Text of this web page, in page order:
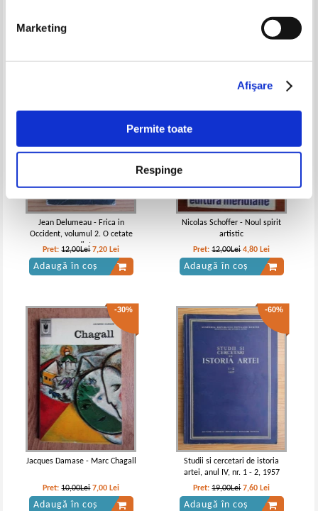
Marketing
Afişare
Permite toate
Respinge
Adaugă în coș
Jean Delumeau - Frica in
Occident, volumul 2. O cetate
asediata
Pret:12,00Lei 7,20 Lei
Adaugă în coș
Nicolas Schoffer - Noul spirit
artistic
Pret:12,00Lei 4,80 Lei
Adaugă în coș
-30%
Jacques Damase - Marc Chagall
Pret:10,00Lei 7,00 Lei
Adaugă în coș
-60%
Studii si cercetari de istoria
artei, anul IV, nr. 1 - 2, 1957
Pret:19,00Lei 7,60 Lei
Adaugă în coș